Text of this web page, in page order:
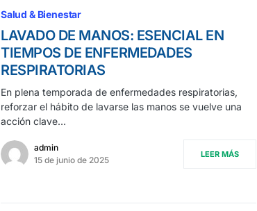
Salud & Bienestar
LAVADO DE MANOS: ESENCIAL EN
TIEMPOS DE ENFERMEDADES
RESPIRATORIAS
En plena temporada de enfermedades respiratorias,
reforzar el hábito de lavarse las manos se vuelve una
acción clave…
admin
15 de junio de 2025
LEER MÁS